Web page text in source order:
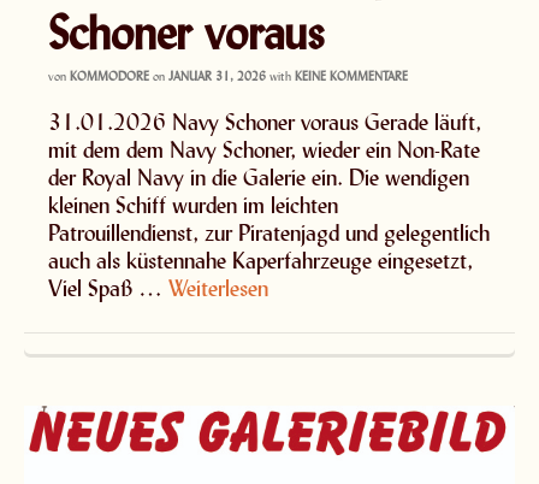
Schoner voraus
von KOMMODORE on JANUAR 31, 2026 with KEINE KOMMENTARE
31.01.2026 Navy Schoner voraus Gerade läuft,
mit dem dem Navy Schoner, wieder ein Non-Rate
der Royal Navy in die Galerie ein. Die wendigen
kleinen Schiff wurden im leichten
Patrouillendienst, zur Piratenjagd und gelegentlich
auch als küstennahe Kaperfahrzeuge eingesetzt,
Viel Spaß … Weiterlesen